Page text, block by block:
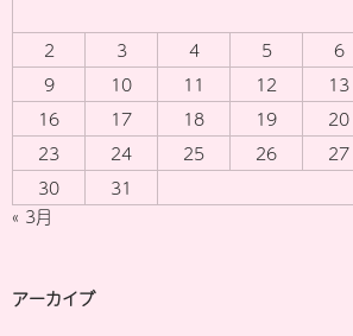
2
3 4 5 6
9
10 11 12 13
16
17 18 19 20
23
24 25 26 27
30
31
« 3月
アーカイブ